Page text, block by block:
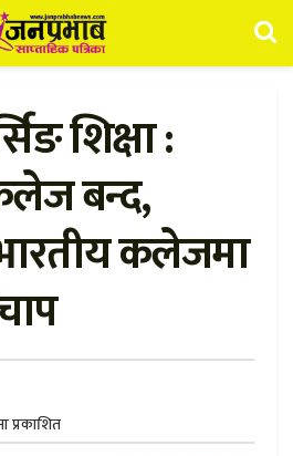
शिक्षा :
बन्द,
कलेजमा
प्रकाशित